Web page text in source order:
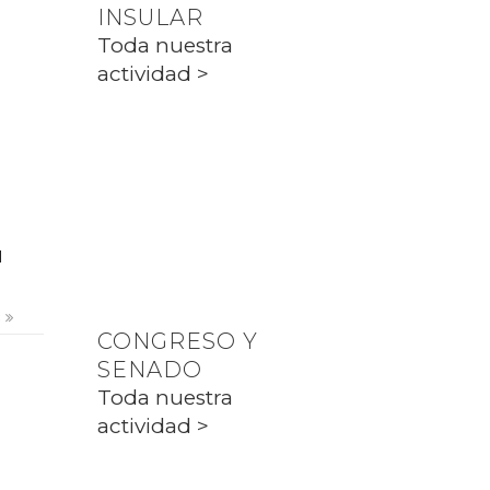
PP CIUTADELLA
INSULAR
Toda nuestra
actividad >
CONGRESO Y
SENADO
Toda nuestra
actividad >